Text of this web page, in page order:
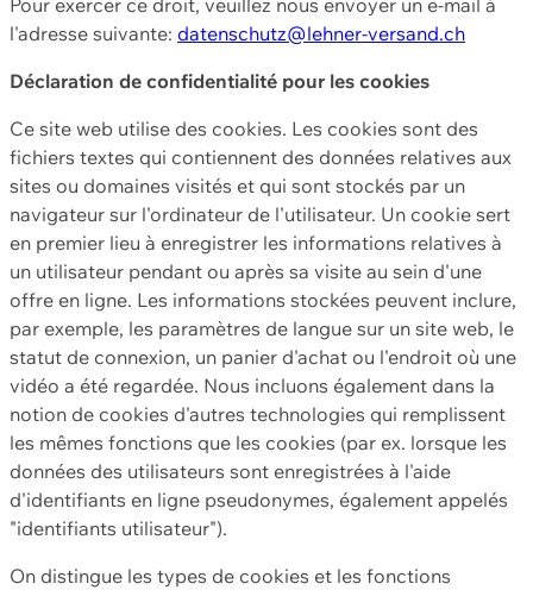
l'adresse suivante: datenschutz@lehner-versand.ch
Déclaration de confidentialité pour les cookies
Ce site web utilise des cookies. Les cookies sont des
fichiers textes qui contiennent des données relatives aux
sites ou domaines visités et qui sont stockés par un
navigateur sur l'ordinateur de l'utilisateur. Un cookie sert
en premier lieu à enregistrer les informations relatives à
un utilisateur pendant ou après sa visite au sein d'une
offre en ligne. Les informations stockées peuvent inclure,
par exemple, les paramètres de langue sur un site web, le
statut de connexion, un panier d'achat ou l'endroit où une
vidéo a été regardée. Nous incluons également dans la
notion de cookies d'autres technologies qui remplissent
les mêmes fonctions que les cookies (par ex. lorsque les
données des utilisateurs sont enregistrées à l'aide
d'identifiants en ligne pseudonymes, également appelés
"identifiants utilisateur").
On distingue les types de cookies et les fonctions